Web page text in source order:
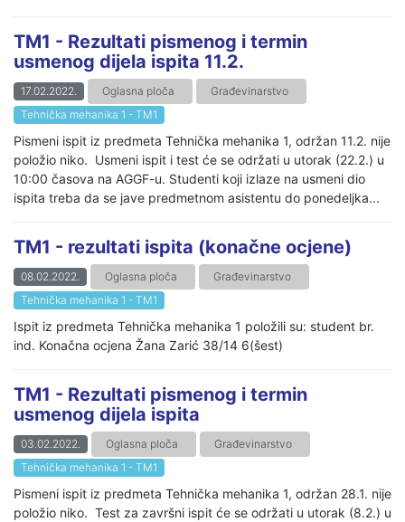
TM1 - Rezultati pismenog i termin
usmenog dijela ispita 11.2.
17.02.2022. Oglasna ploča
Građevinarstvo
Tehnička mehanika 1 - TM1
Pismeni ispit iz predmeta Tehnička mehanika 1, održan 11.2. nije
položio niko. Usmeni ispit i test će se održati u utorak (22.2.) u
10:00 časova na AGGF-u. Studenti koji izlaze na usmeni dio
ispita treba da se jave predmetnom asistentu do ponedeljka...
TM1 - rezultati ispita (konačne ocjene)
08.02.2022. Oglasna ploča
Građevinarstvo
Tehnička mehanika 1 - TM1
Ispit iz predmeta Tehnička mehanika 1 položili su: student br.
ind. Konačna ocjena Žana Zarić 38/14 6(šest)
TM1 - Rezultati pismenog i termin
usmenog dijela ispita
03.02.2022. Oglasna ploča
Građevinarstvo
Tehnička mehanika 1 - TM1
Pismeni ispit iz predmeta Tehnička mehanika 1, održan 28.1. nije
položio niko. Test za završni ispit će se održati u utorak (8.2.) u